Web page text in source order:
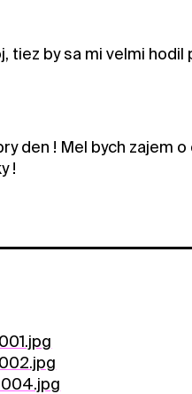
tiez by sa mi velmi hodil
den ! Mel bych zajem
!